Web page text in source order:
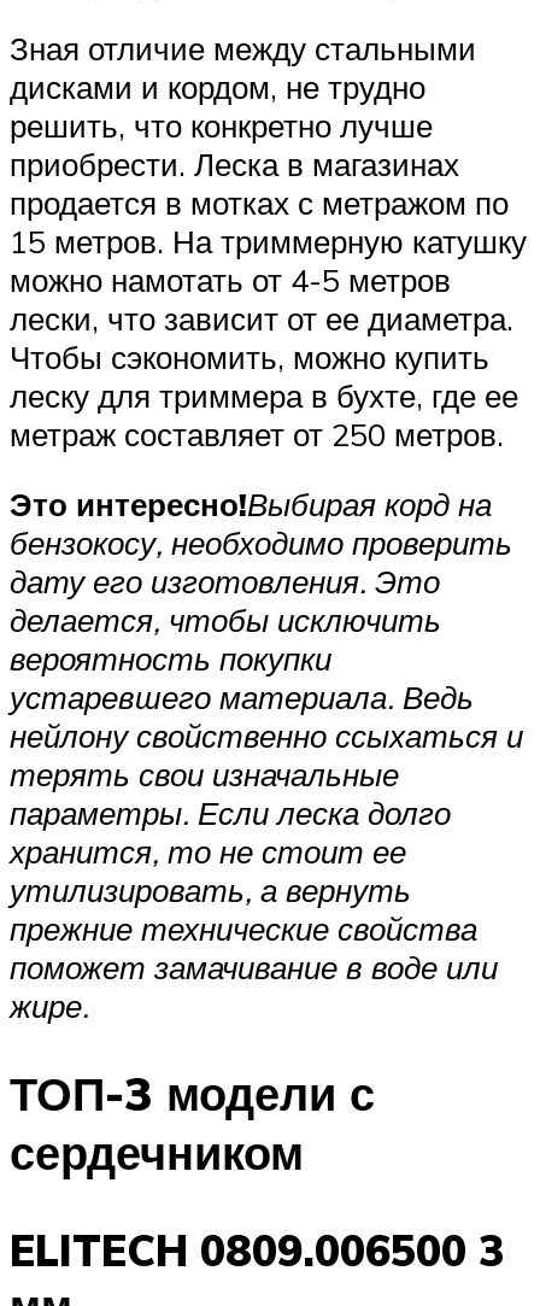
Зная отличие между стальными
дисками и кордом, не трудно
решить, что конкретно лучше
приобрести. Леска в магазинах
продается в мотках с метражом по
15 метров. На триммерную катушку
можно намотать от 4-5 метров
лески, что зависит от ее диаметра.
Чтобы сэкономить, можно купить
леску для триммера в бухте, где ее
метраж составляет от 250 метров.
Это интересно!Выбирая корд на
бензокосу, необходимо проверить
дату его изготовления. Это
делается, чтобы исключить
вероятность покупки
устаревшего материала. Ведь
нейлону свойственно ссыхаться и
терять свои изначальные
параметры. Если леска долго
хранится, то не стоит ее
утилизировать, а вернуть
прежние технические свойства
поможет замачивание в воде или
жире.
ТОП-3 модели с
сердечником
ELITECH 0809.006500 3